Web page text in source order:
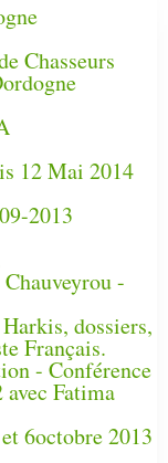
Chasseurs
12 Mai 2014
2013
-
dossiers,
Français.
- Conférence
Fatima
6octobre 2013